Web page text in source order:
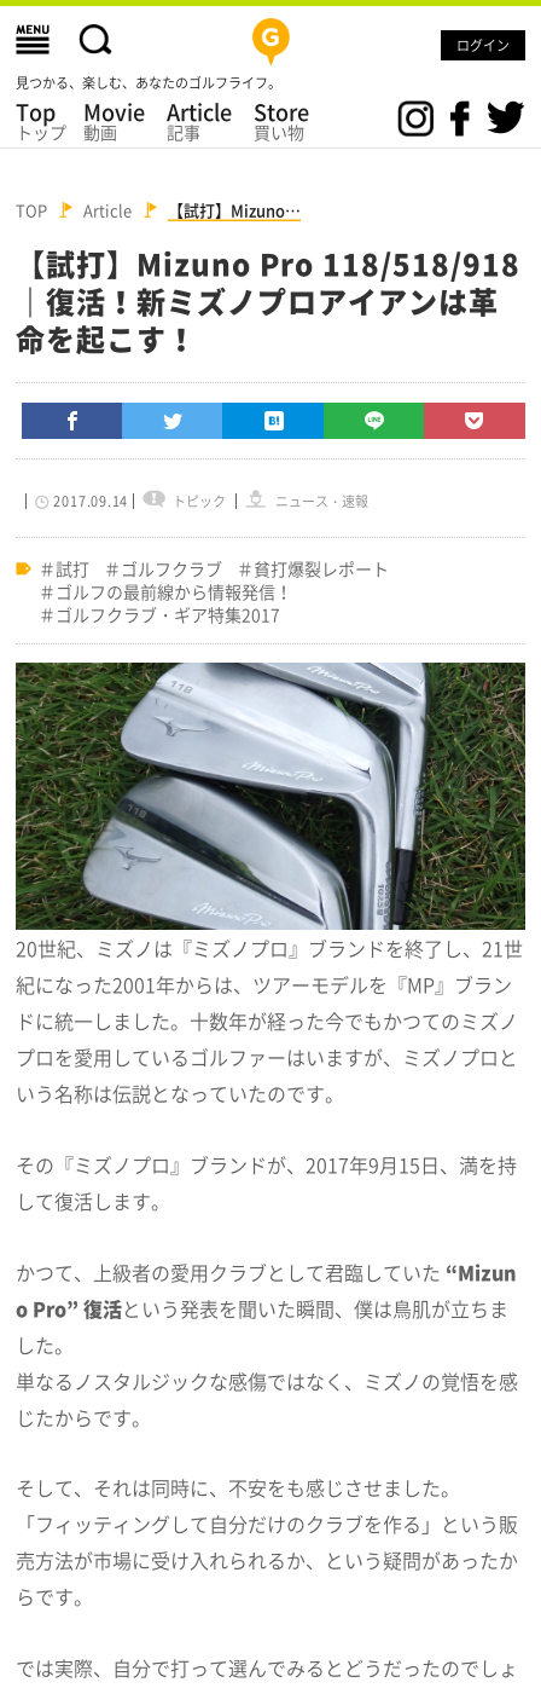
ログイン
見つかる、楽しむ、あなたのゴルフライフ。
Top
トップ
Movie
動画
Article
記事
Store
買い物
TOP Article 【試打】Mizuno…
【試打】Mizuno Pro 118/518/918
｜復活！新ミズノプロアイアンは革
命を起こす！
2017.09.14 トピック ニュース・速報
試打 ゴルフクラブ
貧打爆裂レポート
ゴルフの最前線から情報発信！
ゴルフクラブ・ギア特集2017
20世紀、ミズノは『ミズノプロ』ブランドを終了し、21世
紀になった2001年からは、ツアーモデルを『MP』ブラン
ドに統一しました。十数年が経った今でもかつてのミズノ
プロを愛用しているゴルファーはいますが、ミズノプロと
いう名称は伝説となっていたのです。
その『ミズノプロ』ブランドが、2017年9月15日、満を持
して復活します。
かつて、上級者の愛用クラブとして君臨していた “Mizun
o Pro” 復活という発表を聞いた瞬間、僕は鳥肌が立ちま
した。
単なるノスタルジックな感傷ではなく、ミズノの覚悟を感
じたからです。
そして、それは同時に、不安をも感じさせました。
「フィッティングして自分だけのクラブを作る」という販
売方法が市場に受け入れられるか、という疑問があったか
らです。
では実際、自分で打って選んでみるとどうだったのでしょ